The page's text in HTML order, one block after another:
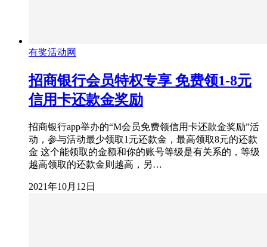
有奖活动网
招商银行会员特权专享 免费领1-8元
信用卡还款金奖励
招商银行app举办的“M会员免费领信用卡还款金奖励”活
动，参与活动最少领取1元还款金，最高领取8元的还款
金 这个能领取的金额和你的账号等级是有关系的，等级
越高领取的还款金则越高，另…
2021年10月12日